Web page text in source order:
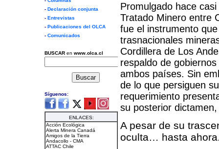
Promulgado hace
Tratado Minero entre
fue el instrumento
trasnacionales
Cordillera de Los
respaldo de
ambos países. Sin
de lo que persiguen
requerimiento
su posterior
A pesar de su
oculta… hasta